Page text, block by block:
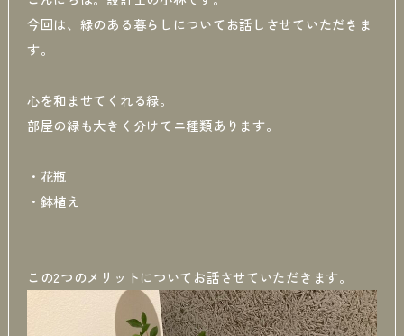
今回は、緑のある暮らしについてお話しさせていただきま
す。
心を和ませてくれる緑。
部屋の緑も大きく分けてニ種類あります。
・花瓶
・鉢植え
この2つのメリットについてお話させていただきます。